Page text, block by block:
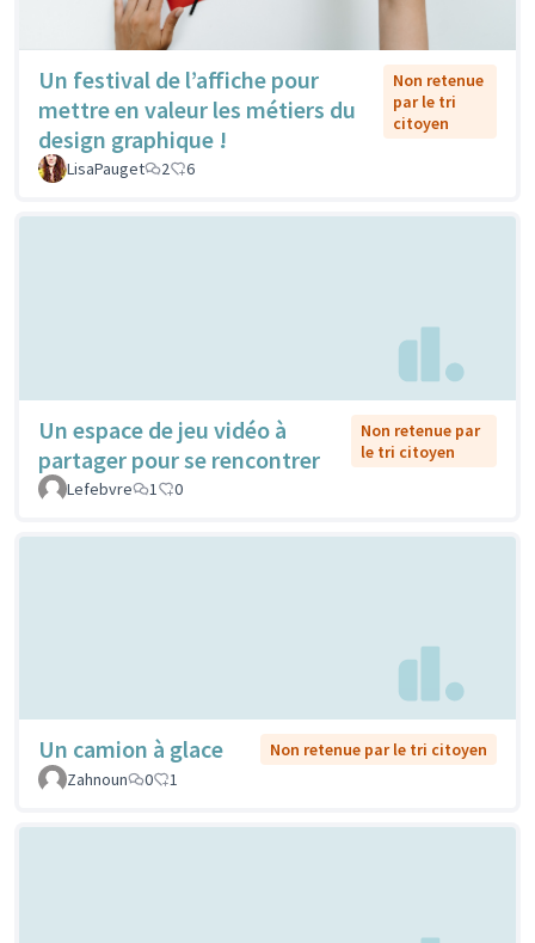
Un festival de l’affiche pour
mettre en valeur les métiers du
design graphique !
Non retenue
par le tri
citoyen
LisaPauget 2 6
Un espace de jeu vidéo à
partager pour se rencontrer
Non retenue par
le tri citoyen
Lefebvre
1 0
Un camion à glace
Non retenue par le tri citoyen
Zahnoun
0 1